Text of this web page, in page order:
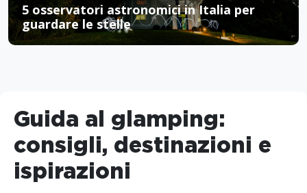
5 osservatori astronomici in Italia per
guardare le stelle
Guida al glamping:
consigli, destinazioni e
ispirazioni